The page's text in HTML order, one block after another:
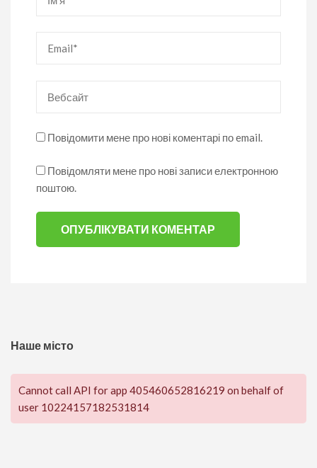
Повідомити мене про нові коментарі по email.
Повідомляти мене про нові записи електронною
поштою.
Наше місто
Cannot call API for app 405460652816219 on behalf of
user 10224157182531814